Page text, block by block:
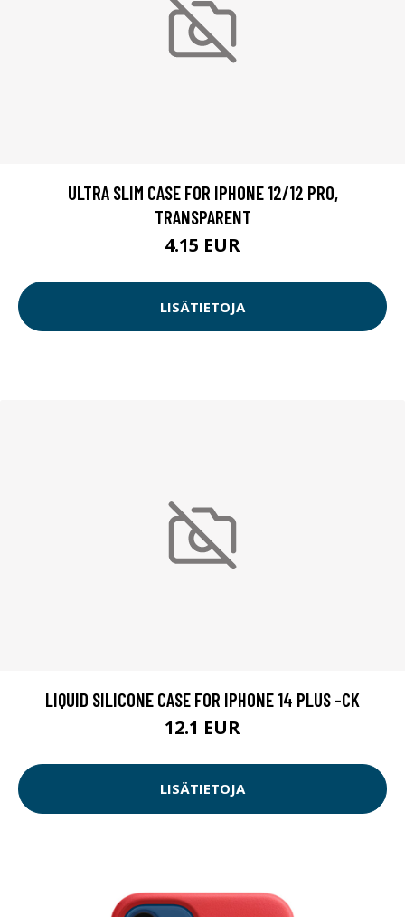
ULTRA SLIM CASE FOR IPHONE 12/12 PRO,
TRANSPARENT
4.15 EUR
LISÄTIETOJA
LIQUID SILICONE CASE FOR IPHONE 14 PLUS -CK
12.1 EUR
LISÄTIETOJA